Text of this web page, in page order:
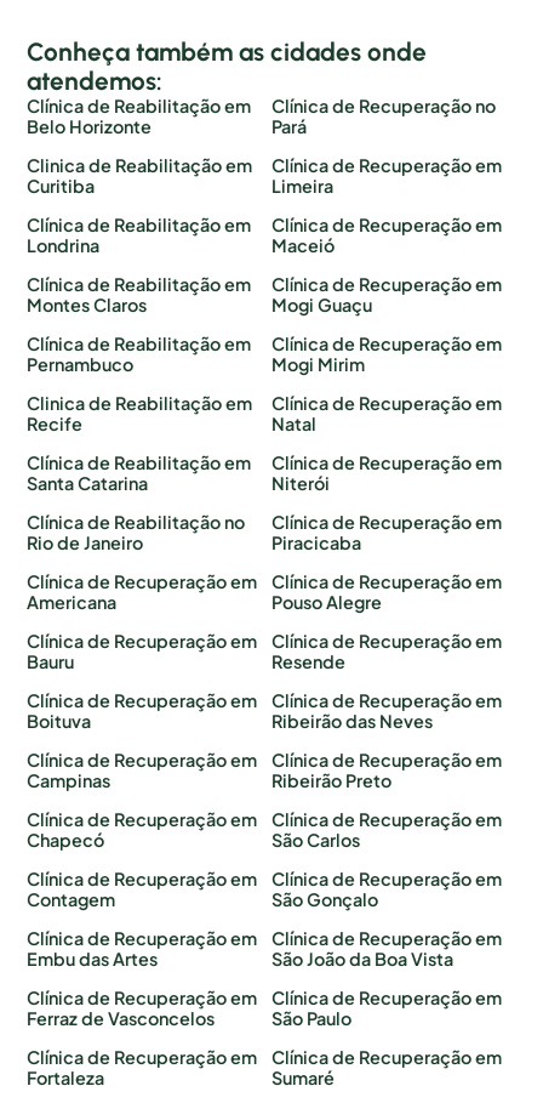
Conheça também as cidades onde
atendemos:
Clínica de Reabilitação em
Belo Horizonte
Clinica de Reabilitação em
Curitiba
Clínica de Reabilitação em
Londrina
Clínica de Reabilitação em
Montes Claros
Clínica de Reabilitação em
Pernambuco
Clinica de Reabilitação em
Recife
Clínica de Reabilitação em
Santa Catarina
Clínica de Reabilitação no
Rio de Janeiro
Clínica de Recuperação em
Americana
Clínica de Recuperação em
Bauru
Clínica de Recuperação em
Boituva
Clínica de Recuperação em
Campinas
Clínica de Recuperação em
Chapecó
Clínica de Recuperação em
Contagem
Clínica de Recuperação em
Embu das Artes
Clínica de Recuperação em
Ferraz de Vasconcelos
Clínica de Recuperação em
Fortaleza
Clínica de Recuperação no
Pará
Clínica de Recuperação em
Limeira
Clínica de Recuperação em
Maceió
Clínica de Recuperação em
Mogi Guaçu
Clínica de Recuperação em
Mogi Mirim
Clínica de Recuperação em
Natal
Clínica de Recuperação em
Niterói
Clínica de Recuperação em
Piracicaba
Clínica de Recuperação em
Pouso Alegre
Clínica de Recuperação em
Resende
Clínica de Recuperação em
Ribeirão das Neves
Clínica de Recuperação em
Ribeirão Preto
Clínica de Recuperação em
São Carlos
Clínica de Recuperação em
São Gonçalo
Clínica de Recuperação em
São João da Boa Vista
Clínica de Recuperação em
São Paulo
Clínica de Recuperação em
Sumaré